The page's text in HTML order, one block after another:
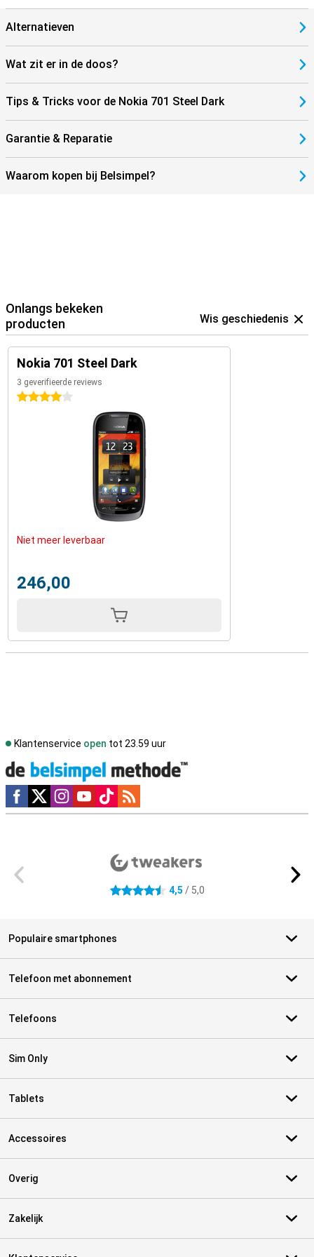
Alternatieven
Wat zit er in de doos?
Tips & Tricks voor de Nokia 701 Steel Dark
Garantie & Reparatie
Waarom kopen bij Belsimpel?
Onlangs bekeken
producten
Wis geschiedenis
Nokia 701 Steel Dark
3 geverifieerde reviews
4 sterren
Niet meer leverbaar
246,00
Klantenservice open tot 23.59 uur
Social media
4.5 sterren 4,5 / 5,0
Populaire smartphones
Telefoon met abonnement
Telefoons
Sim Only
Tablets
Accessoires
Overig
Zakelijk